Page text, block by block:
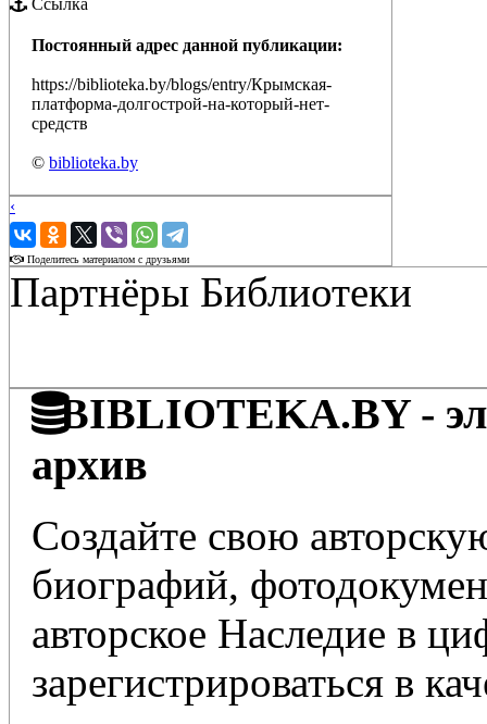
Ссылка
Постоянный адрес данной публикации:
https://biblioteka.by/blogs/entry/Крымская-
платформа-долгострой-на-который-нет-
средств
© biblioteka.by
‹
›
Поделитесь материалом с друзьями
Партнёры Библиотеки
BIBLIOTEKA.BY -
архив
Создайте свою
биографий,
авторское Наследие в
зарегистрироваться в